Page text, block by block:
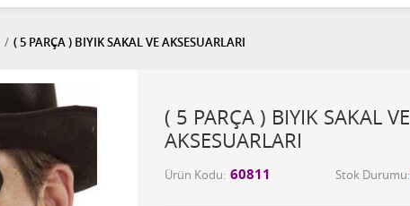
( 5 PARÇA ) BIYIK SAKAL VE AKSESUARLARI
( 5 PARÇA ) BIYIK SAKAL VE
AKSESUARLARI
Ürün Kodu 60811 Stok Durumu